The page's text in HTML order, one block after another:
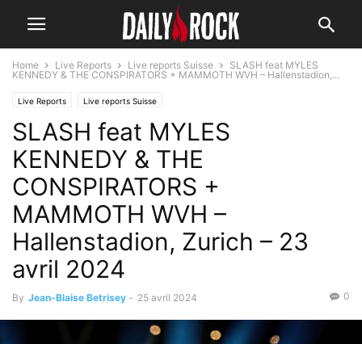
Home Live Reports Live reports Suisse
SLASH feat MYLES
KENNEDY & THE CONSPIRATORS + MAMMOTH WVH – Hallenstadion,...
Live Reports Live reports Suisse
SLASH feat MYLES
KENNEDY & THE
CONSPIRATORS +
MAMMOTH WVH –
Hallenstadion, Zurich – 23
avril 2024
By Jean-Blaise Betrisey - 25 avril 2024 0